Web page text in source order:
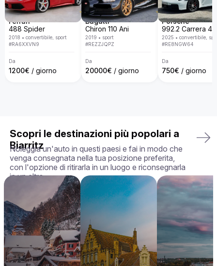
Da Billion Rent, siamo specializzati nel noleggio di auto di
lusso con una flotta disponibile in tutta Europa. Con un
servizio personalizzato, consegna porta a porta, politiche
trasparenti e la garanzia di ricevere l'auto esattamente come
la hai scelta, in perfette condizioni, rendiamo la tua
esperienza di noleggio semplice, piacevole e su misura per
La tua auto perfetta ti aspetta — prenota oggi la tua Aston
Ferrari
488 Spider
2018 • convertibile, sport
#RA6XXVN9
Da
1200€ / giorno
Bugatti
Chiron 110 Ani
2019 • sport
#REZZJQPZ
Da
20000€ / giorno
Porsche
2025 • convertibile,
#RE8NGW64
Da
750€ / giorno
Scopri le destinazioni più popolari a
Biarritz
Noleggia un'auto in questi paesi e fai in modo che
venga consegnata nella tua posizione preferita,
con l'opzione di ritirarla in un luogo e riconsegnarla
in un altro.